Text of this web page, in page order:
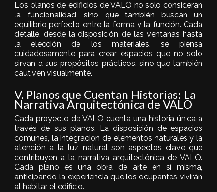
Los planos de edificios de VALO no solo consideran
la funcionalidad, sino que también buscan un
equilibrio perfecto entre la forma y la función. Cada
detalle, desde la disposición de las ventanas hasta
la elección de los materiales, se piensa
cuidadosamente para crear espacios que no solo
sirvan a sus propósitos prácticos, sino que también
cautiven visualmente.
V. Planos que Cuentan Historias: La
Narrativa Arquitectónica de VALO
Cada proyecto de VALO cuenta una historia única a
través de sus planos. La disposición de espacios
comunes, la integración de elementos naturales y la
atención a la luz natural son aspectos clave que
contribuyen a la narrativa arquitectónica de VALO.
Cada plano es una obra de arte en sí misma,
anticipando la experiencia que los ocupantes vivirán
al habitar el edificio.